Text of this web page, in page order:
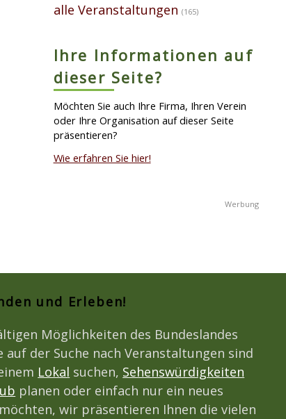
alle Veranstaltungen (165)
Ihre Informationen auf
dieser Seite?
Möchten Sie auch Ihre Firma, Ihren Verein
oder Ihre Organisation auf dieser Seite
präsentieren?
Wie erfahren Sie hier!
und Erleben!
Möglichkeiten des Bundeslandes
auf der Suche nach Veranstaltungen sind
Lokal suchen, Sehenswürdigkeiten
planen oder einfach nur ein neues
wir präsentieren Ihnen die vielen